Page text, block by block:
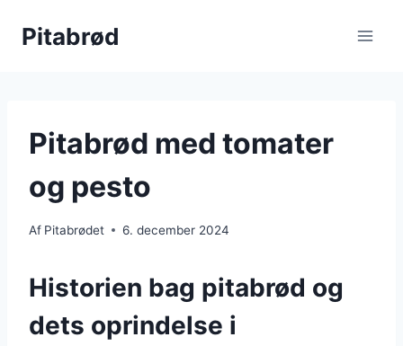
Pitabrød
Pitabrød med tomater
og pesto
Af Pitabrødet 6. december 2024
Historien bag pitabrød og
dets oprindelse i